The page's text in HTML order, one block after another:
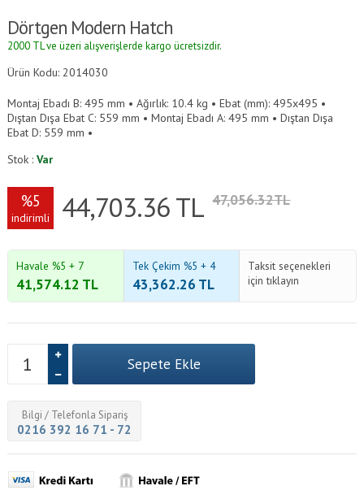
Dörtgen Modern Hatch
2000 TL ve üzeri alışverişlerde kargo ücretsizdir.
Ürün Kodu: 2014030
Montaj Ebadı B: 495 mm • Ağırlık: 10.4 kg • Ebat (mm): 495x495 •
Dıştan Dışa Ebat C: 559 mm • Montaj Ebadı A: 495 mm • Dıştan Dışa
Ebat D: 559 mm •
Stok :Var
%5
indirimli 44,703.36TL 47,056.32TL
Havale %5 + 7
41,574.12 TL
Tek Çekim %5 + 4
43,362.26 TL
Taksit seçenekleri
için tıklayın
Bilgi / Telefonla Sipariş
0216 392 16 71 - 72